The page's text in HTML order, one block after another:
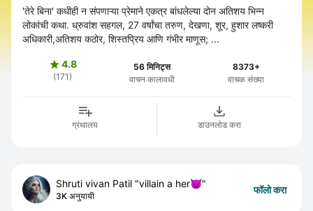
'तेरे बिना' कधीही न संपणाऱ्या प्रेमाने एकत्र बांधलेल्या दोन अतिशय भिन्न
लोकांची कथा. ध्रुवांश सहगल, 27 वर्षांचा तरुण, देखणा, शूर, हुशार लष्करी
अधिकारी,अतिशय कठोर, शिस्तप्रिय आणि गंभीर माणूस; ...
4.8
(171)
56 मिनिट्स
वाचन कालावधी
8373+
वाचक संख्या
ग्रंथालय डाउनलोड करा
Shruti vivan Patil "villain a her😈"
3K अनुयायी
फॉलो करा